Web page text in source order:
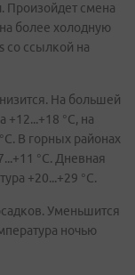
смена
более холодную
со ссылкой на
На большей
+12...+18 °С, на
В горных районах
°С. Дневная
+20...+29 °С.
Уменьшится
ночью